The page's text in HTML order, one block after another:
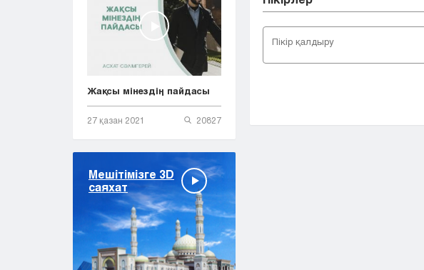
Жақсы мінездің пайдасы
27 қазан 2021 20827
Мешітімізге 3D
саяхат